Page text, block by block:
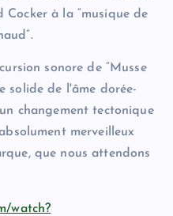
à la “musique de
sonore de “Musse
solide de l'âme dorée-
changement tectonique
merveilleux
que nous attendons
watch?